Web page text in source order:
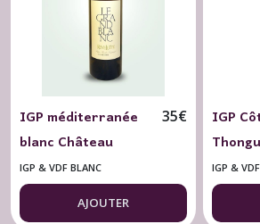
IGP méditerranée
blanc Château
Revelette Grand
Blanc 2023 Bio 75 cl.
35€
IGP & VDF BLANC
AJOUTER
IGP
2024
IGP &